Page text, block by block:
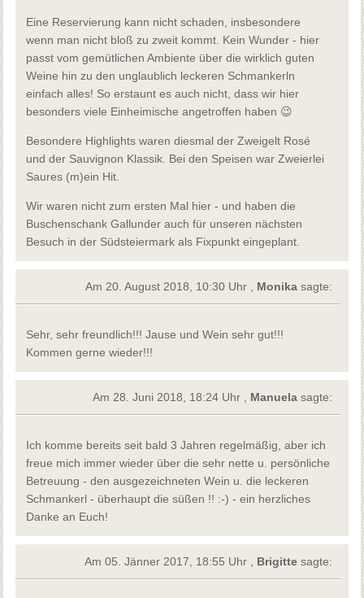
Eine Reservierung kann nicht schaden, insbesondere
wenn man nicht bloß zu zweit kommt. Kein Wunder - hier
passt vom gemütlichen Ambiente über die wirklich guten
Weine hin zu den unglaublich leckeren Schmankerln
einfach alles! So erstaunt es auch nicht, dass wir hier
besonders viele Einheimische angetroffen haben 😉
Besondere Highlights waren diesmal der Zweigelt Rosé
und der Sauvignon Klassik. Bei den Speisen war Zweierlei
Saures (m)ein Hit.
Wir waren nicht zum ersten Mal hier - und haben die
Buschenschank Gallunder auch für unseren nächsten
Besuch in der Südsteiermark als Fixpunkt eingeplant.
Am 20. August 2018, 10:30 Uhr , Monika sagte:
Sehr, sehr freundlich!!! Jause und Wein sehr gut!!!
Kommen gerne wieder!!!
Am 28. Juni 2018, 18:24 Uhr , Manuela sagte:
Ich komme bereits seit bald 3 Jahren regelmäßig, aber ich
freue mich immer wieder über die sehr nette u. persönliche
Betreuung - den ausgezeichneten Wein u. die leckeren
Schmankerl - überhaupt die süßen !! :-) - ein herzliches
Danke an Euch!
Am 05. Jänner 2017, 18:55 Uhr , Brigitte sagte: